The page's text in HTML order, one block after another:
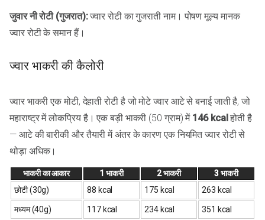
जुवार नी रोटी (गुजरात):ज्वार रोटी का गुजराती नाम। पोषण मूल्य मानक
ज्वार रोटी के समान हैं।
ज्वार भाकरी की कैलोरी
ज्वार भाकरी एक मोटी, देहाती रोटी है जो मोटे ज्वार आटे से बनाई जाती है, जो
महाराष्ट्र में लोकप्रिय है। एक बड़ी भाकरी (50 ग्राम) में 146 kcalहोती है
— आटे की बारीकी और तैयारी में अंतर के कारण एक नियमित ज्वार रोटी से
थोड़ा अधिक।
भाकरी का आकार 1 भाकरी 2 भाकरी
3 भाकरी
छोटी (30g)
88 kcal 175 kcal 263 kcal
मध्यम (40g) 117 kcal 234 kcal 351 kcal